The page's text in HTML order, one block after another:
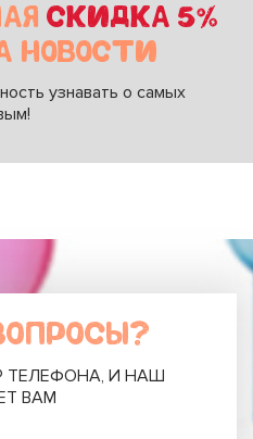
СКИДКА 5%
НОВОСТИ
узнавать о самых
ТЕЛЕФОНА, И НАШ
ВАМ